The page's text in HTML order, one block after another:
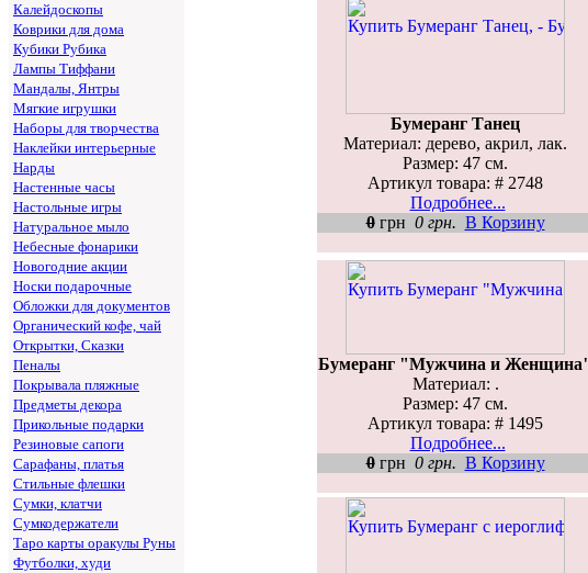
Калейдоскопы
Коврики для дома
Кубики Рубика
Лампы Тиффани
Мандалы, Янтры
Мягкие игрушки
Наборы для творчества
Наклейки интерьерные
Нарды
Настенные часы
Настольные игры
Натуральное мыло
Небесные фонарики
Новогодние акции
Носки подарочные
Обложки для документов
Органический кофе, чай
Открытки, Сказки
Пеналы
Покрывала пляжные
Предметы декора
Прикольные подарки
Резиновые сапоги
Сарафаны, платья
Стильные флешки
Сумки, клатчи
Сумкодержатели
Таро карты оракулы Руны
Футболки, худи
Бумеранг Танец
Материал: дерево, акрил, лак.
Размер: 47 см.
Артикул товара: # 2748
Подробнее...
0грн 0 грн. В Корзину
Бумеранг "Мужчина и
Материал: .
Размер: 47 см.
Артикул товара: # 1495
Подробнее...
0грн 0 грн. В Корзину